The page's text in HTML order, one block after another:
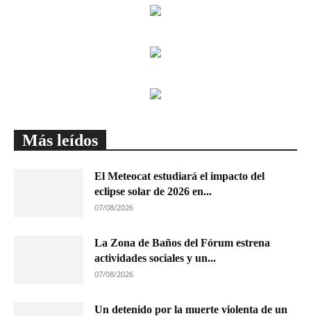
Más leídos
El Meteocat estudiará el impacto del
eclipse solar de 2026 en...
07/08/2026
La Zona de Baños del Fórum estrena
actividades sociales y un...
07/08/2026
Un detenido por la muerte violenta de un